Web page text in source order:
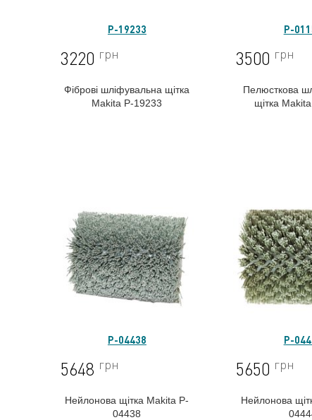
P-19233
3220 грн
Фіброві шліфувальна щітка
Makita P-19233
P-
3500 грн
Пелюсткова
щітка
P-04438
5648 грн
Нейлонова щітка Makita P-
04438
P-
5650 грн
Нейлонова